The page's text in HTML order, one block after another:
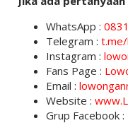
WhatsApp :
Telegram :
Instagram :
Fans Page :
Email :
Website :
Grup Facebook :